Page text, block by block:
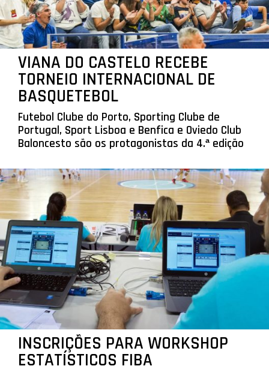
VIANA DO CASTELO RECEBE
TORNEIO INTERNACIONAL DE
BASQUETEBOL
Futebol Clube do Porto, Sporting Clube de
Portugal, Sport Lisboa e Benfica e Oviedo Club
Baloncesto são os protagonistas da 4.ª edição
INSCRIÇÕES PARA WORKSHOP
ESTATÍSTICOS FIBA